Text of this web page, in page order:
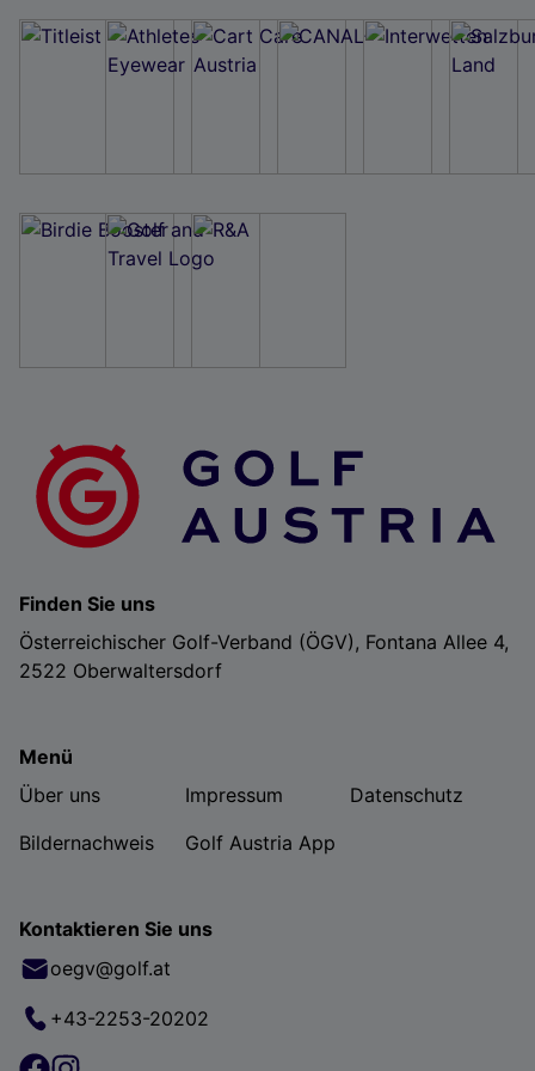
Finden Sie uns
Österreichischer Golf-Verband (ÖGV), Fontana Allee 4,
2522 Oberwaltersdorf
Menü
Über uns
Impressum
Datenschutz
Bildernachweis
Golf Austria App
Kontaktieren Sie uns
oegv@golf.at
+43-2253-20202
Wir und unsere Partner verarbeiten Daten, um
Verwendung genauer Standortdaten. Endgeräteeigenschaften zur Identifikation